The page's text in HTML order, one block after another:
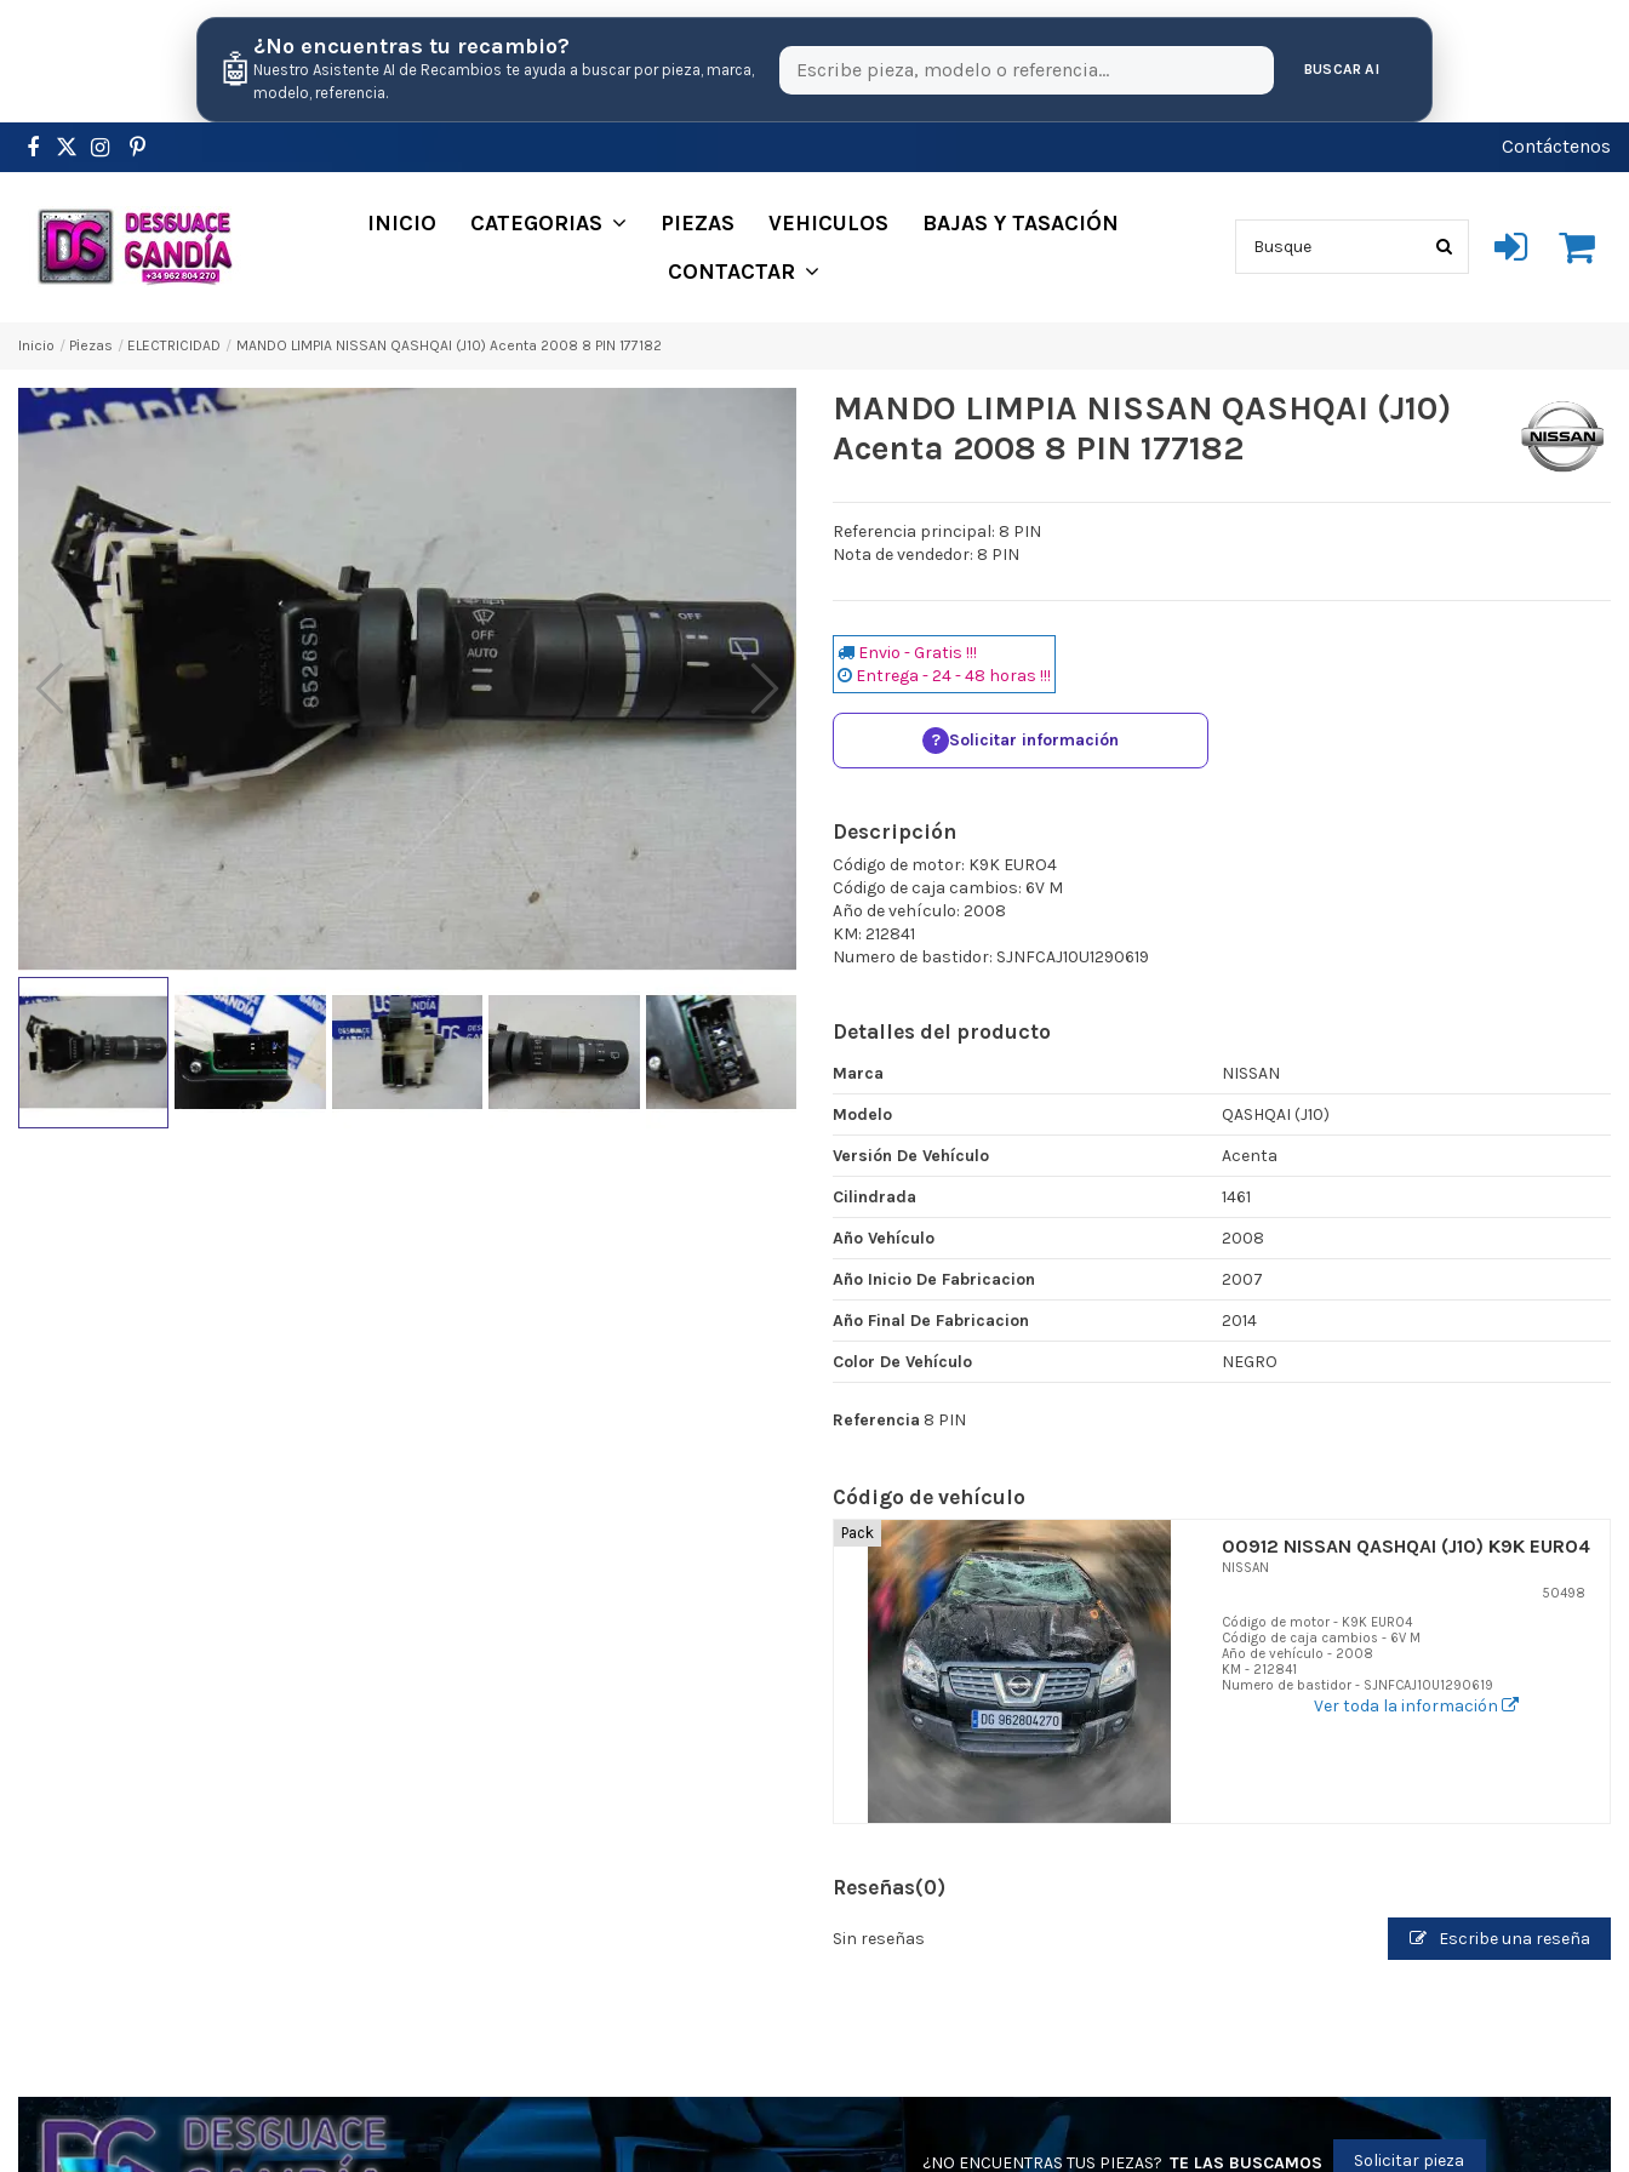
🤖
¿No encuentras tu recambio?
Nuestro Asistente AI de Recambios te ayuda a buscar por pieza, marca,
modelo, referencia.
BUSCAR AI
Contáctenos
INICIO CATEGORIAS PIEZAS VEHICULOS
BAJAS Y TASACIÓN
CONTACTAR
Inicio Pіezas ELECTRICIDAD MANDO LIMPIA NISSAN QASHQAI (J10) Acenta 2008 8 PIN 177182
MANDO LIMPIA NISSAN QASHQAI (J10)
Acenta 2008 8 PIN 177182
Referencia principal: 8 PIN
Nota de vendedor: 8 PIN
Envio - Gratis !!!
Entrega - 24 - 48 horas !!!
? Solicitar información
Descripción
Código de motor: K9K EURO4
Código de caja cambios: 6V M
Año de vehículo: 2008
KM: 212841
Numero de bastidor: SJNFCAJ10U1290619
Detalles del producto
Marca
NISSAN
Modelo
QASHQAI (J10)
Versión De Vehículo
Acenta
Cilindrada
1461
Año Vehículo
2008
Año Inicio De Fabricacion
2007
Año Final De Fabricacion
2014
Color De Vehículo
NEGRO
Referencia 8 PIN
Código de vehículo
Pack
00912 NISSAN QASHQAI (J10) K9K EURO4
NISSAN
50498
Código de motor - K9K EURO4
Código de caja cambios - 6V M
Año de vehículo - 2008
KM - 212841
Numero de bastidor - SJNFCAJ10U1290619
Ver toda la información
Reseñas(0)
Sin reseñas Escribe una reseña
¿NO ENCUENTRAS TUS PIEZAS? TE LAS BUSCAMOS Solicitar pieza